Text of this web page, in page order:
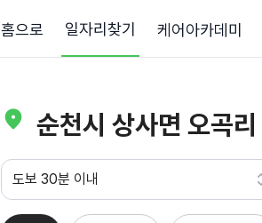
홈으로 일자리찾기 케어아카데미
순천시 상사면 오곡리
도보 30분 이내